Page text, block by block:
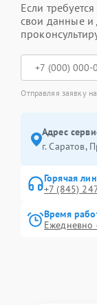
Если
свои данные и
Отправляя заявку
Адрес
г. Саратов,
Горячая
+7 (845)
Время
Ежедневно